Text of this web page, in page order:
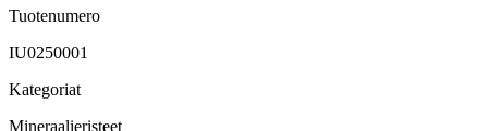
Tuotenumero
IU0250001
Kategoriat
Mineraalieristeet